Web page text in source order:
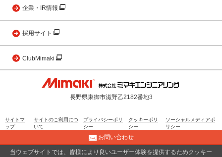
企業・IR情報
採用サイト
ClubMimaki
長野県東御市滋野乙2182番地3
サイトマ
ップ
サイトのご利用につ
いて
プライバシーポリ
シー
クッキーポリ
シー
ソーシャルメディアポ
リシー
お問い合わせ
当ウェブサイトでは、皆様により良いユーザー体験を提供するためクッキー